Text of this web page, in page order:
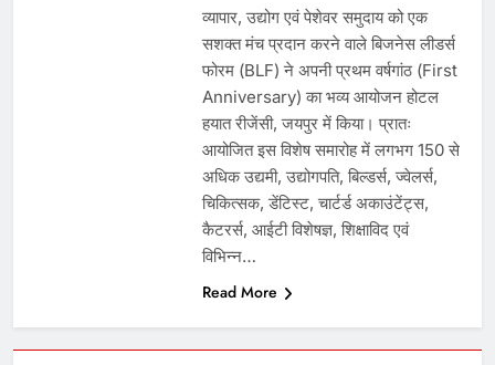
व्यापार, उद्योग एवं पेशेवर समुदाय को एक
सशक्त मंच प्रदान करने वाले बिजनेस लीडर्स
फोरम (BLF) ने अपनी प्रथम वर्षगांठ (First
Anniversary) का भव्य आयोजन होटल
हयात रीजेंसी, जयपुर में किया। प्रातः
आयोजित इस विशेष समारोह में लगभग 150 से
अधिक उद्यमी, उद्योगपति, बिल्डर्स, ज्वेलर्स,
चिकित्सक, डेंटिस्ट, चार्टर्ड अकाउंटेंट्स,
कैटरर्स, आईटी विशेषज्ञ, शिक्षाविद एवं
विभिन्न…
Read More